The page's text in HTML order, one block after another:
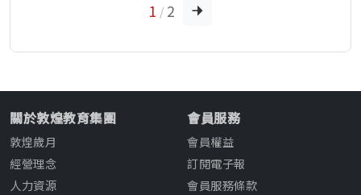
1 / 2
關於敦煌教育集團
敦煌歲月
經營理念
人力資源
會員服務
會員權益
訂閱電子報
會員服務條款